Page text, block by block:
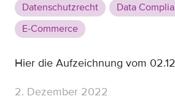
Datenschutzrecht
Data
E-Commerce
Hier die Aufzeichnung vom
2. Dezember 2022